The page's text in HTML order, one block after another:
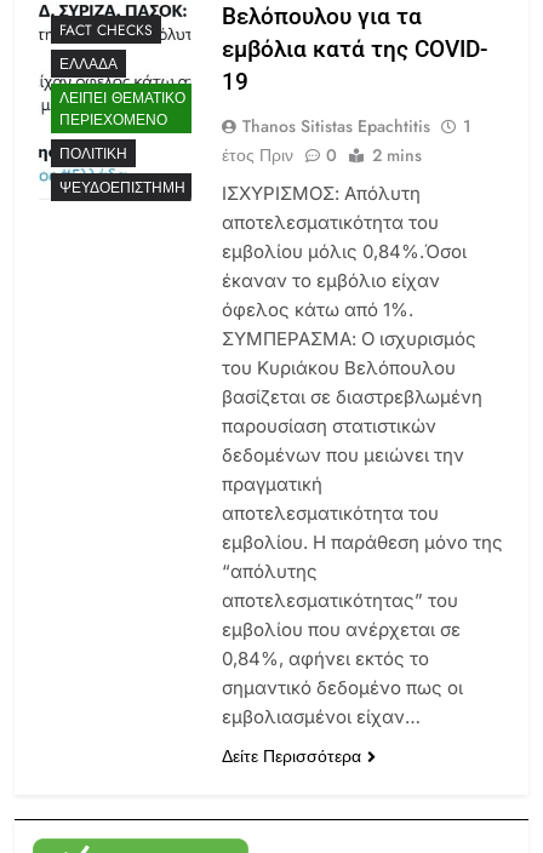
FACT CHECKS
ΕΛΛΆΔΑ
ΛΕΊΠΕΙ ΘΕΜΑΤΙΚΌ
ΠΕΡΙΕΧΌΜΕΝΟ
ΠΟΛΙΤΙΚΉ
ΨΕΥΔΟΕΠΙΣΤΉΜΗ
Βελόπουλου για τα
εμβόλια κατά της COVID-
19
Thanos Sitistas Epachtitis
1
έτος Πριν
0 2 mins
ΙΣΧΥΡΙΣΜΟΣ: Aπόλυτη
αποτελεσματικότητα του
εμβολίου μόλις 0,84%.Όσοι
έκαναν το εμβόλιο είχαν
όφελος κάτω από 1%.
ΣΥΜΠΕΡΑΣΜΑ: Ο ισχυρισμός
του Κυριάκου Βελόπουλου
βασίζεται σε διαστρεβλωμένη
παρουσίαση στατιστικών
δεδομένων που μειώνει την
πραγματική
αποτελεσματικότητα του
εμβολίου. Η παράθεση μόνο της
“απόλυτης
αποτελεσματικότητας” του
εμβολίου που ανέρχεται σε
0,84%, αφήνει εκτός το
σημαντικό δεδομένο πως οι
εμβολιασμένοι είχαν…
Δείτε Περισσότερα